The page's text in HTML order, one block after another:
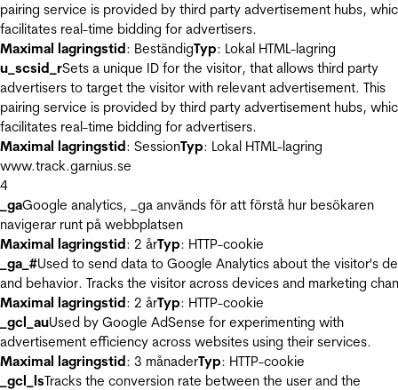
pairing service is provided by third party advertisement hubs,
facilitates real-time bidding for advertisers.
Maximal lagringstid: BeständigTyp: Lokal HTML-lagring
u_scsid_rSets a unique ID for the visitor, that allows third party
advertisers to target the visitor with relevant advertisement. This
pairing service is provided by third party advertisement hubs,
facilitates real-time bidding for advertisers.
Maximal lagringstid: SessionTyp: Lokal HTML-lagring
www.track.garnius.se
4
_gaGoogle analytics, _ga används för att förstå hur besökaren
navigerar runt på webbplatsen
Maximal lagringstid: 2 årTyp: HTTP-cookie
_ga_#Used to send data to Google Analytics about the visitor's
and behavior. Tracks the visitor across devices and marketing
Maximal lagringstid: 2 årTyp: HTTP-cookie
_gcl_auUsed by Google AdSense for experimenting with
advertisement efficiency across websites using their services.
Maximal lagringstid: 3 månaderTyp: HTTP-cookie
_gcl_lsTracks the conversion rate between the user and the